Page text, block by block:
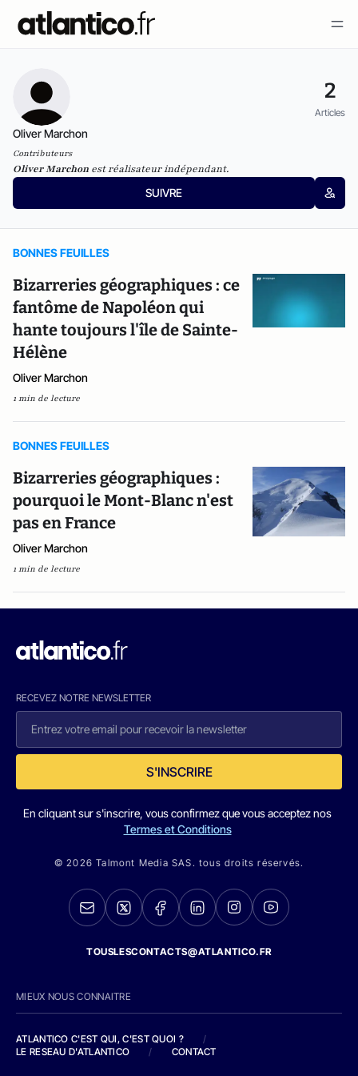
2
Articles
Oliver Marchon
Contributeurs
Oliver Marchon est réalisateur indépendant.
SUIVRE
BONNES FEUILLES
Bizarreries géographiques : ce
fantôme de Napoléon qui
hante toujours l'île de Sainte-
Hélène
Oliver Marchon
1 min de lecture
BONNES FEUILLES
Bizarreries géographiques :
pourquoi le Mont-Blanc n'est
pas en France
Oliver Marchon
1 min de lecture
RECEVEZ NOTRE NEWSLETTER
S'INSCRIRE
En cliquant sur s'inscrire, vous confirmez que vous acceptez nos
Termes et Conditions
© 2026 Talmont Media SAS. tous droits réservés.
TOUSLESCONTACTS@ATLANTICO.FR
MIEUX NOUS CONNAITRE
ATLANTICO C'EST QUI, C'EST QUOI ?
/
LE RESEAU D'ATLANTICO
/ CONTACT